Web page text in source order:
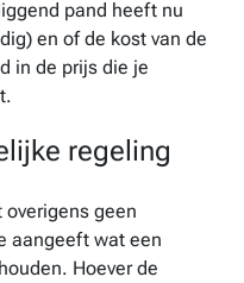
pand heeft nu
en of de kost van de
in de prijs die je
regeling
overigens geen
aangeeft wat een
Hoever de